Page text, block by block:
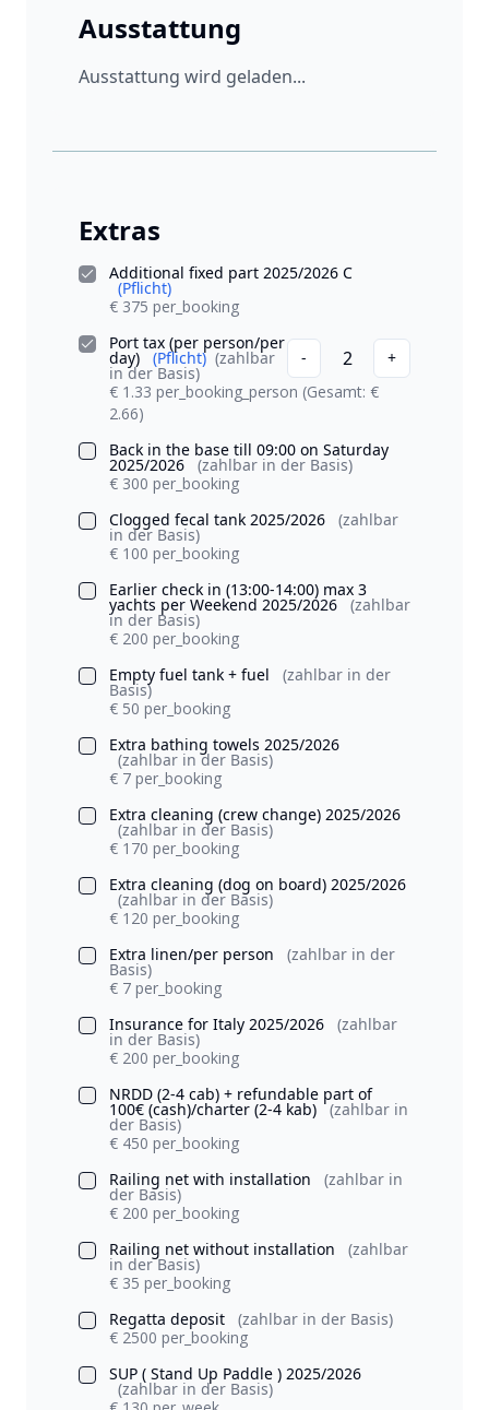
Ausstattung
Ausstattung wird geladen...
Extras
Additional fixed part 2025/2026 C
(Pflicht)
€ 375 per_booking
Port tax (per person/per
day) (Pflicht) (zahlbar
in der Basis)
- 2
+
€ 1.33 per_booking_person (Gesamt: €
2.66)
Back in the base till 09:00 on Saturday
2025/2026
(zahlbar in der Basis)
€ 300 per_booking
Clogged fecal tank 2025/2026
(zahlbar
in der Basis)
€ 100 per_booking
Earlier check in (13:00-14:00) max 3
yachts per Weekend 2025/2026 (zahlbar
in der Basis)
€ 200 per_booking
Empty fuel tank + fuel
(zahlbar in der
Basis)
€ 50 per_booking
Extra bathing towels 2025/2026
(zahlbar in der Basis)
€ 7 per_booking
Extra cleaning (crew change) 2025/2026
(zahlbar in der Basis)
€ 170 per_booking
Extra cleaning (dog on board) 2025/2026
(zahlbar in der Basis)
€ 120 per_booking
Extra linen/per person
(zahlbar in der
Basis)
€ 7 per_booking
Insurance for Italy 2025/2026
(zahlbar
in der Basis)
€ 200 per_booking
NRDD (2-4 cab) + refundable part of
100€ (cash)/charter (2-4 kab) (zahlbar in
der Basis)
€ 450 per_booking
Railing net with installation
(zahlbar in
der Basis)
€ 200 per_booking
Railing net without installation
(zahlbar
in der Basis)
€ 35 per_booking
Regatta deposit
(zahlbar in der Basis)
€ 2500 per_booking
SUP ( Stand Up Paddle ) 2025/2026
(zahlbar in der Basis)